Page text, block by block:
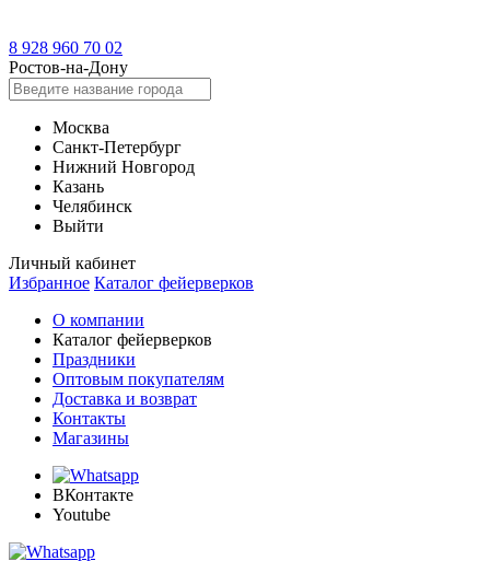
8 928 960 70 02
Ростов-на-Дону
Москва
Санкт-Петербург
Нижний Новгород
Казань
Челябинск
Выйти
Личный кабинет
Избранное Каталог фейерверков
О компании
Каталог фейерверков
Праздники
Оптовым покупателям
Доставка и возврат
Контакты
Магазины
ВКонтакте
Youtube